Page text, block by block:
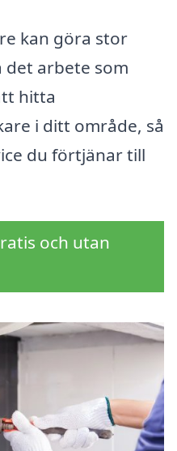
kan göra stor
det arbete som
hitta
i ditt område, så
du förtjänar till
och utan